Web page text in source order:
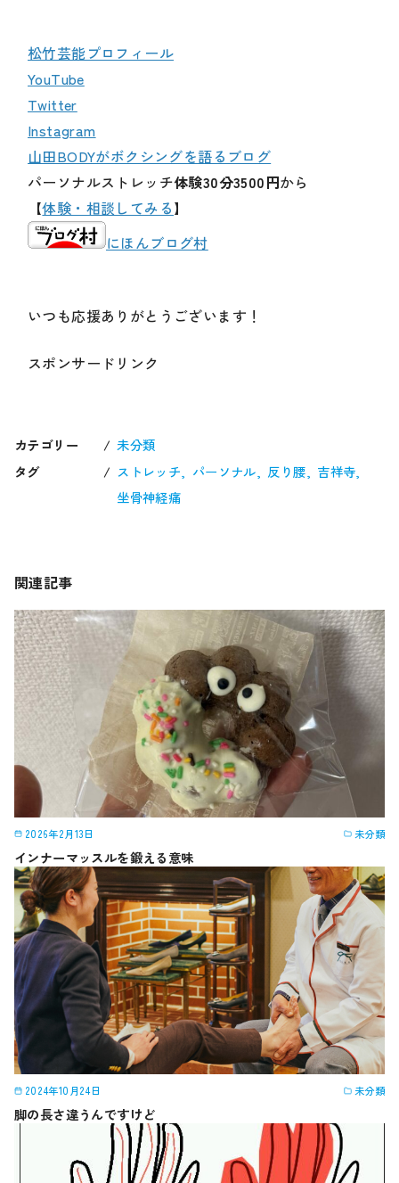
松竹芸能プロフィール
YouTube
Twitter
Instagram
山田BODYがボクシングを語るブログ
パーソナルストレッチ体験30分3500円から
【体験・相談してみる】
にほんブログ村
いつも応援ありがとうございます！
スポンサードリンク
カテゴリー
未分類
タグ
ストレッチ パーソナル 反り腰
吉祥寺
坐骨神経痛
関連記事
2026年2月13日 未分類
インナーマッスルを鍛える意味
2024年10月24日 未分類
脚の長さ違うんですけど